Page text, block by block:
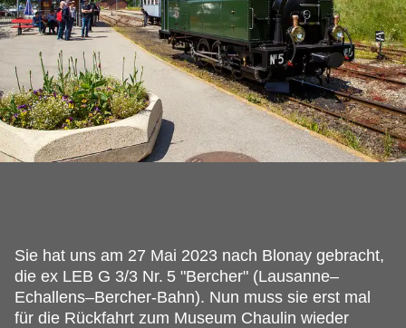
Sie hat uns am 27 Mai 2023 nach Blonay gebracht,
die ex LEB G 3/3 Nr. 5 "Bercher" (Lausanne–
Echallens–Bercher-Bahn). Nun muss sie erst mal
für die Rückfahrt zum Museum Chaulin wieder